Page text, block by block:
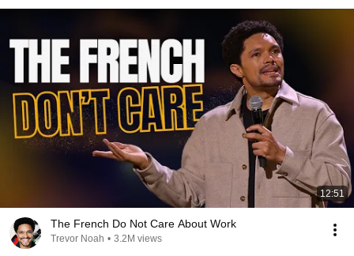
12:51
The French Do Not Care About Work
Trevor Noah • 3.2M views